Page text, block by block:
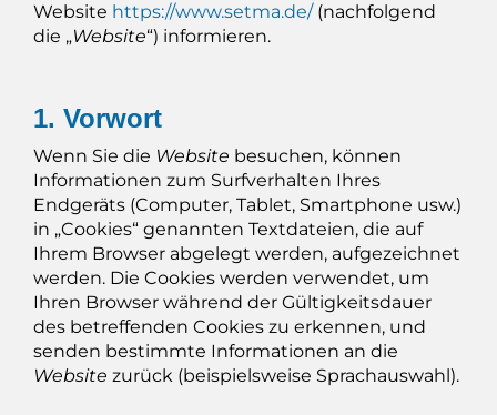
Website https://www.setma.de/(nachfolgend
die „Website“) informieren.
1. Vorwort
Wenn Sie die Website besuchen, können
Informationen zum Surfverhalten Ihres
Endgeräts (Computer, Tablet, Smartphone usw.)
in „Cookies“ genannten Textdateien, die auf
Ihrem Browser abgelegt werden, aufgezeichnet
werden. Die Cookies werden verwendet, um
Ihren Browser während der Gültigkeitsdauer
des betreffenden Cookies zu erkennen, und
senden bestimmte Informationen an die
Website zurück (beispielsweise Sprachauswahl).